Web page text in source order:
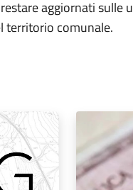
aggiornati sulle
territorio comunale.